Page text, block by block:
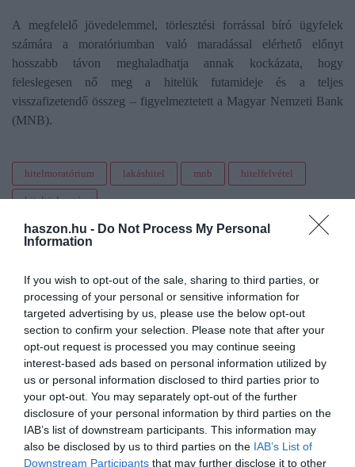
haszon.hu - Do Not Process My Personal
Information
If you wish to opt-out of the sale, sharing to third parties, or
processing of your personal or sensitive information for
targeted advertising by us, please use the below opt-out
section to confirm your selection. Please note that after your
opt-out request is processed you may continue seeing
interest-based ads based on personal information utilized by
us or personal information disclosed to third parties prior to
your opt-out. You may separately opt-out of the further
disclosure of your personal information by third parties on the
IAB’s list of downstream participants. This information may
also be disclosed by us to third parties on the IAB’s List of
Downstream Participants that may further disclose it to other
A megfelelő jövedelemmel, törlesztési forrással bíró ügyfelek
számára a moratóriumban való maradással elérhető előnyt
hosszabb távon meghaladhatja annak kockázata, hogy
feleslegesen nő meg a hitelük futamideje és a teljes
visszafizetendő összeg – figyelmeztetett a Magyar Nemzeti Bank
(MNB).
hitelmoratórium lakáshitel mnb hitelfelvétel
hiteltörlesztés